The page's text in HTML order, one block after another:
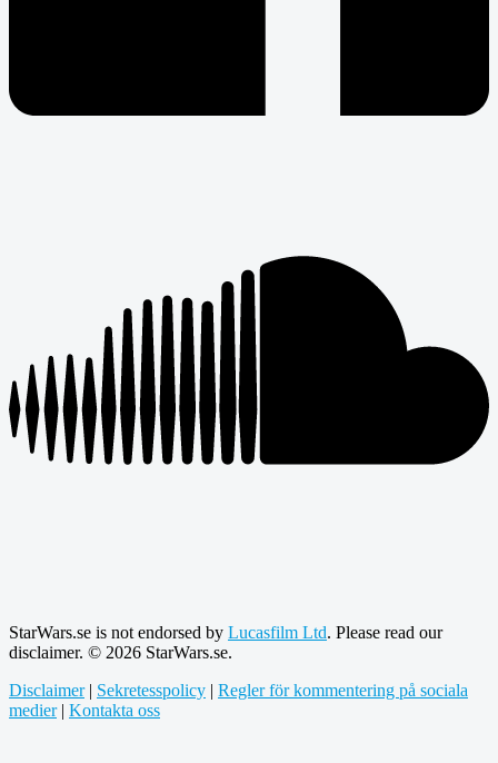
StarWars.se is not endorsed by Lucasfilm Ltd. Please read our
disclaimer. © 2026 StarWars.se.
Disclaimer| Sekretesspolicy | Regler för kommentering på sociala
medier| Kontakta oss